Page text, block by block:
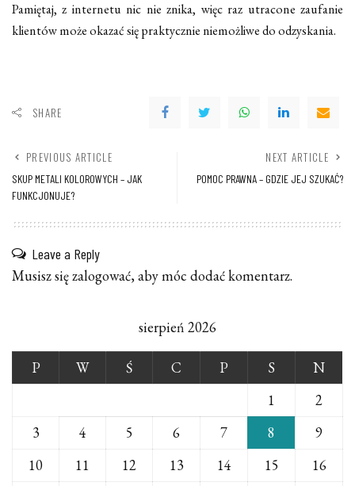
Pamiętaj, z internetu nic nie znika, więc raz utracone zaufanie
klientów może okazać się praktycznie niemożliwe do odzyskania.
SHARE
PREVIOUS ARTICLE
SKUP METALI KOLOROWYCH – JAK
FUNKCJONUJE?
NEXT ARTICLE
POMOC PRAWNA – GDZIE JEJ SZUKAĆ?
Leave a Reply
Musisz sięzalogować, aby móc dodać komentarz.
sierpień 2026
P W Ś C P S
N
1
2
3
4 5 6 7 8
9
10
11 12 13 14 15 16